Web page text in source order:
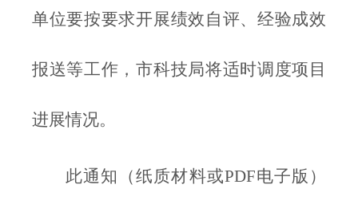
单位要按要求开展绩效自评、经验成效
报送等工作，市科技局将适时调度项目
进展情况。
此通知（纸质材料或PDF电子版）